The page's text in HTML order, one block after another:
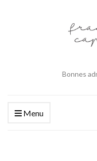
Bonnes
Menu